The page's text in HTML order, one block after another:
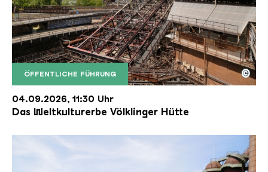
ÖFFENTLICHE FÜHRUNG
Der Erzschrägaufzug der Völklinger Hütte mit
Copyright: Weltkulturerbe Völklinger Hütte | Karl
©
04.09.2026, 11:30 Uhr
Das Weltkulturerbe Völklinger Hütte